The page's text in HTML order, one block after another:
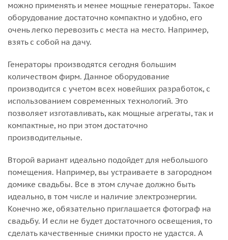
можно применять и менее мощные генераторы. Такое
оборудование достаточно компактно и удобно, его
очень легко перевозить с места на место. Например,
взять с собой на дачу.
Генераторы производятся сегодня большим
количеством фирм. Данное оборудование
производится с учетом всех новейших разработок, с
использованием современных технологий. Это
позволяет изготавливать, как мощные агрегаты, так и
компактные, но при этом достаточно
производительные.
Второй вариант идеально подойдет для небольшого
помещения. Например, вы устраиваете в загородном
домике свадьбы. Все в этом случае должно быть
идеально, в том числе и наличие электроэнергии.
Конечно же, обязательно приглашается фотограф на
свадьбу. И если не будет достаточного освещения, то
сделать качественные снимки просто не удастся. А